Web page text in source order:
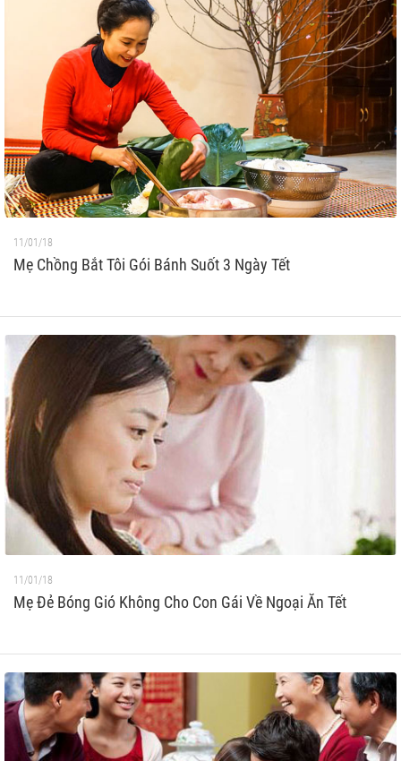
11/01/18
Mẹ Chồng Bắt Tôi Gói Bánh Suốt 3 Ngày Tết
11/01/18
Mẹ Đẻ Bóng Gió Không Cho Con Gái Về Ngoại Ăn Tết